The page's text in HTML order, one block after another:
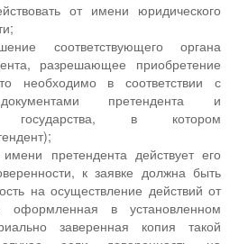
от имени юридического
соответствующего органа
разрешающее приобретение
необходимо в соответствии с
претендента и
государства, в котором
претендента действует его
к заявке должна быть
на осуществление действий от
оформленная в установленном
заверенная копия такой